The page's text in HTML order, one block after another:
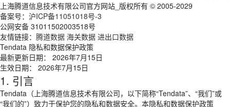
上海腾道信息技术有限公司官方网站_版权所有 © 2005-2029
备案号： 沪ICP备11051018号-3
公网安备 31011502003518号
友情链接： 腾道数据 海关数据 进出口数据
Tendata 隐私和数据保护政策
最新更新日期： 2026年7月15日
生效日期： 2026年7月15日
1. 引言
Tendata（上海腾道信息技术有限公司，以下简称“Tendata”、“我们”或
“我们的”）致力于保护您的隐私和数据安全。本隐私和数据保护政策